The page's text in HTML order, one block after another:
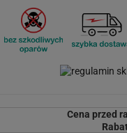
Cena przed